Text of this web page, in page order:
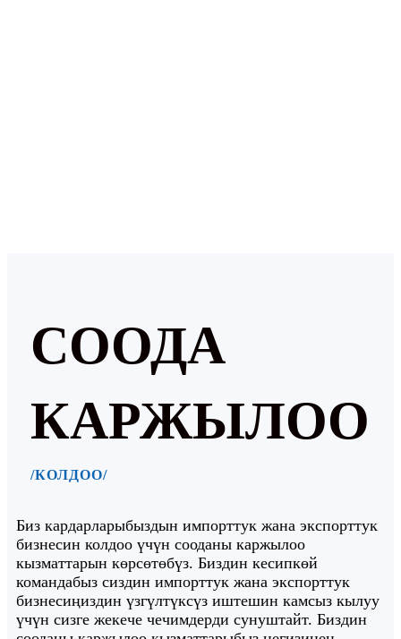
СООДА
КАРЖЫЛОО
/КОЛДОО/
Биз кардарларыбыздын импорттук жана экспорттук
бизнесин колдоо үчүн сооданы каржылоо
кызматтарын көрсөтөбүз. Биздин кесипкөй
командабыз сиздин импорттук жана экспорттук
бизнесиңиздин үзгүлтүксүз иштешин камсыз кылуу
үчүн сизге жекече чечимдерди сунуштайт. Биздин